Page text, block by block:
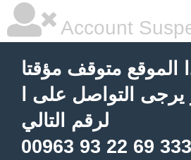
Account
الموقع متوقف مؤقتا
التواصل على ا
لرقم التالي
00963 93 22 69 333